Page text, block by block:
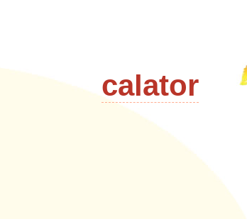
calator